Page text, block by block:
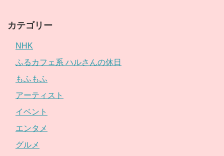
カテゴリー
NHK
ふるカフェ系 ハルさんの休日
もふもふ
アーティスト
イベント
エンタメ
グルメ